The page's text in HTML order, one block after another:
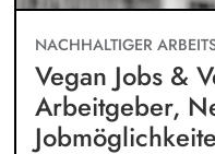
NACHHALTIGER
Vegan Jobs &
Arbeitgeber,